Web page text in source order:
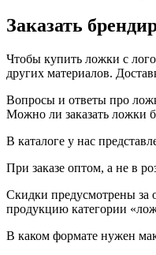
Заказать
Чтобы купить ложки с
других материалов.
Вопросы и ответы про
Можно ли заказать ложки
В каталоге у нас
При заказе оптом, а не в
Скидки предусмотрены за
продукцию категории
В каком формате нужен